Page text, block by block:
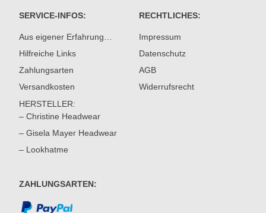
SERVICE-INFOS:
Aus eigener Erfahrung…
Hilfreiche Links
Zahlungsarten
Versandkosten
HERSTELLER:
– Christine Headwear
– Gisela Mayer Headwear
– Lookhatme
RECHTLICHES:
Impressum
Datenschutz
AGB
Widerrufsrecht
ZAHLUNGSARTEN: